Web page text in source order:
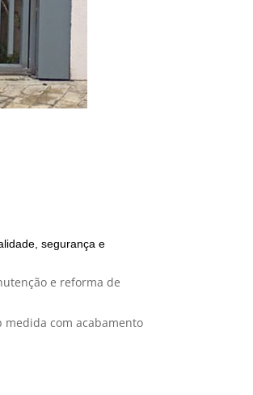
segurança e
e reforma de
medida com acabamento